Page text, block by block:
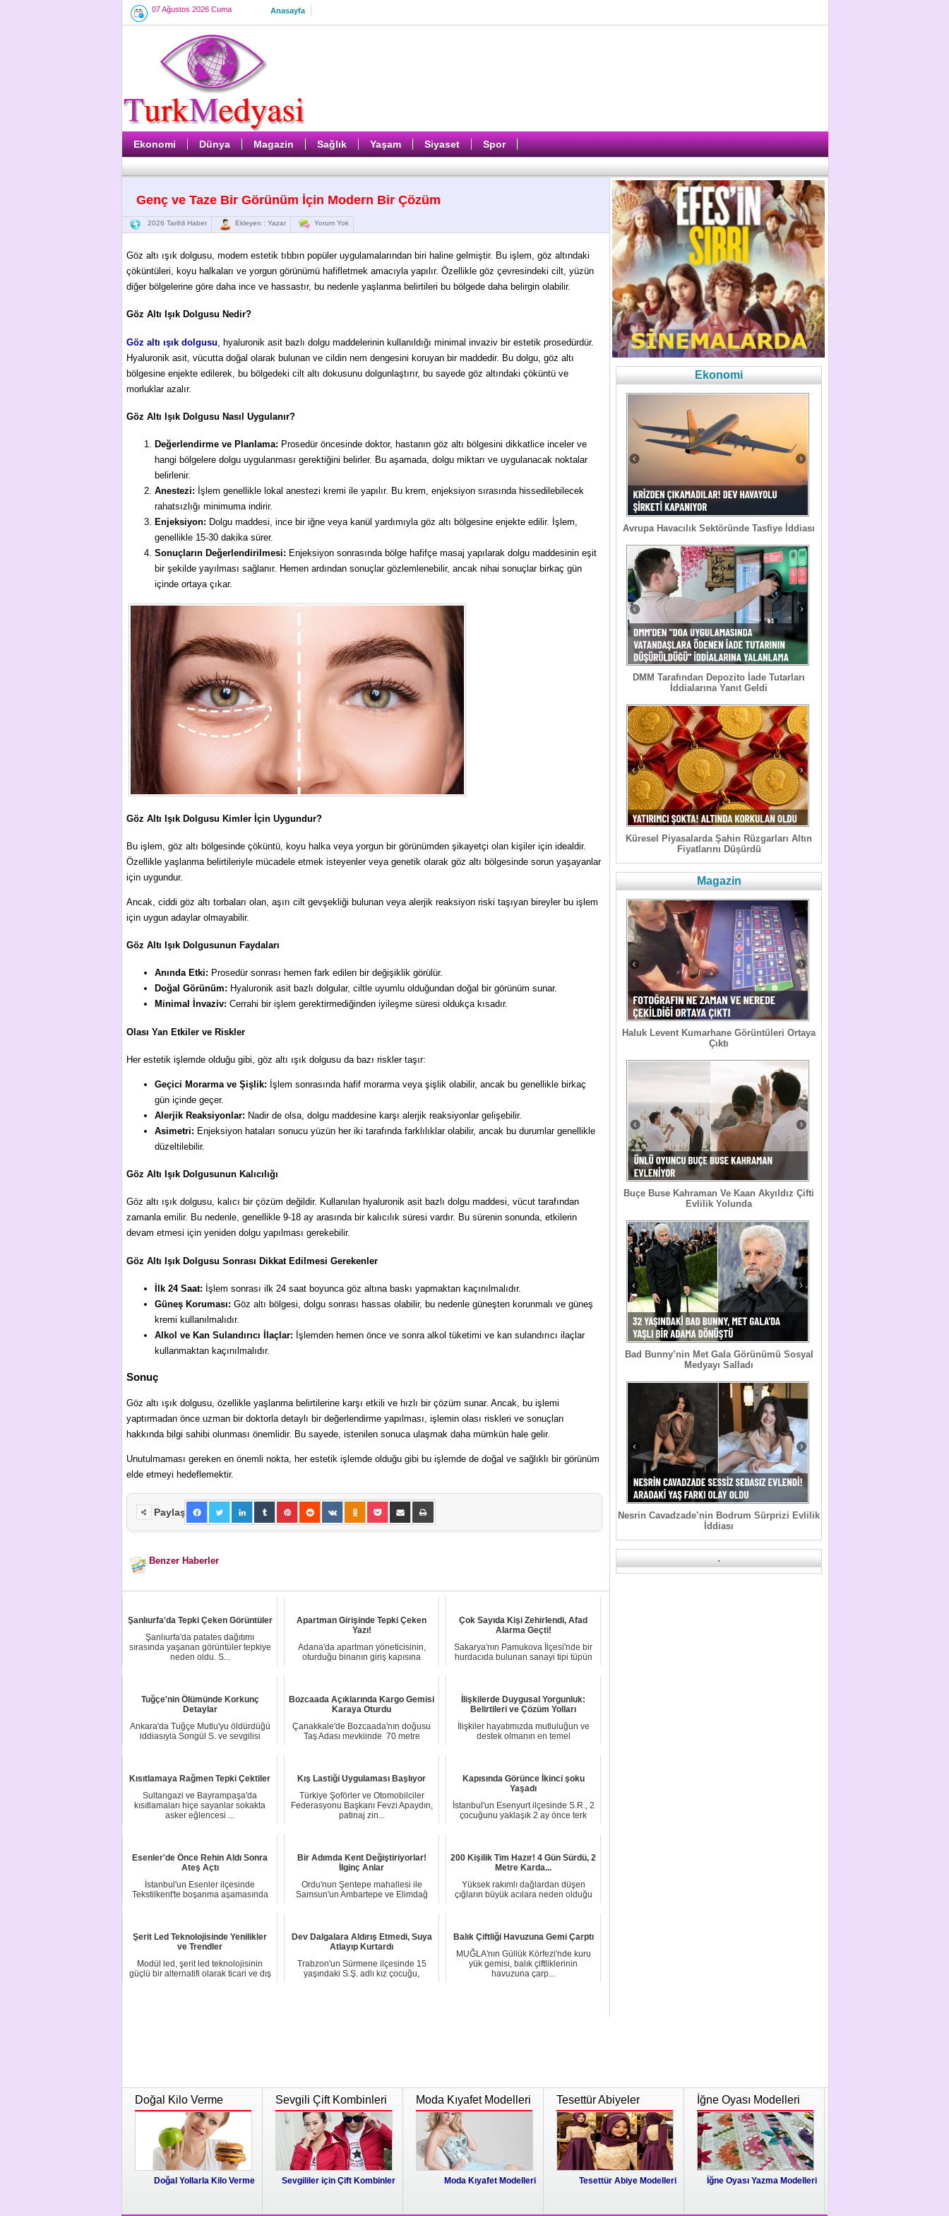
07 Ağustos 2026 Cuma Anasayfa
Ekonomi Dünya Magazin Sağlık Yaşam Siyaset Spor
Genç ve Taze Bir Görünüm İçin Modern Bir Çözüm
2026 Tarihli Haber Ekleyen : Yazar Yorum Yok
Göz altı ışık dolgusu, modern estetik tıbbın popüler uygulamalarından biri haline gelmiştir. Bu işlem, göz altındaki
çöküntüleri, koyu halkaları ve yorgun görünümü hafifletmek amacıyla yapılır. Özellikle göz çevresindeki cilt, yüzün
diğer bölgelerine göre daha ince ve hassastır, bu nedenle yaşlanma belirtileri bu bölgede daha belirgin olabilir.
Göz Altı Işık Dolgusu Nedir?
Göz altı ışık dolgusu , hyaluronik asit bazlı dolgu maddelerinin kullanıldığı minimal invaziv bir estetik prosedürdür.
Hyaluronik asit, vücutta doğal olarak bulunan ve cildin nem dengesini koruyan bir maddedir. Bu dolgu, göz altı
bölgesine enjekte edilerek, bu bölgedeki cilt altı dokusunu dolgunlaştırır, bu sayede göz altındaki çöküntü ve
morluklar azalır.
Göz Altı Işık Dolgusu Nasıl Uygulanır?
Değerlendirme ve Planlama: Prosedür öncesinde doktor, hastanın göz altı bölgesini dikkatlice inceler ve
hangi bölgelere dolgu uygulanması gerektiğini belirler. Bu aşamada, dolgu miktarı ve uygulanacak noktalar
belirlenir.
Anestezi: İşlem genellikle lokal anestezi kremi ile yapılır. Bu krem, enjeksiyon sırasında hissedilebilecek
rahatsızlığı minimuma indirir.
Enjeksiyon: Dolgu maddesi, ince bir iğne veya kanül yardımıyla göz altı bölgesine enjekte edilir. İşlem,
genellikle 15-30 dakika sürer.
Sonuçların Değerlendirilmesi: Enjeksiyon sonrasında bölge hafifçe masaj yapılarak dolgu maddesinin eşit
bir şekilde yayılması sağlanır. Hemen ardından sonuçlar gözlemlenebilir, ancak nihai sonuçlar birkaç gün
içinde ortaya çıkar.
Göz Altı Işık Dolgusu Kimler İçin Uygundur?
Bu işlem, göz altı bölgesinde çöküntü, koyu halka veya yorgun bir görünümden şikayetçi olan kişiler için idealdir.
Özellikle yaşlanma belirtileriyle mücadele etmek isteyenler veya genetik olarak göz altı bölgesinde sorun yaşayanlar
için uygundur.
Ancak, ciddi göz altı torbaları olan, aşırı cilt gevşekliği bulunan veya alerjik reaksiyon riski taşıyan bireyler bu işlem
için uygun adaylar olmayabilir.
Göz Altı Işık Dolgusunun Faydaları
Anında Etki: Prosedür sonrası hemen fark edilen bir değişiklik görülür.
Doğal Görünüm: Hyaluronik asit bazlı dolgular, ciltle uyumlu olduğundan doğal bir görünüm sunar.
Minimal İnvaziv: Cerrahi bir işlem gerektirmediğinden iyileşme süresi oldukça kısadır.
Olası Yan Etkiler ve Riskler
Her estetik işlemde olduğu gibi, göz altı ışık dolgusu da bazı riskler taşır:
Geçici Morarma ve Şişlik: İşlem sonrasında hafif morarma veya şişlik olabilir, ancak bu genellikle birkaç
gün içinde geçer.
Alerjik Reaksiyonlar: Nadir de olsa, dolgu maddesine karşı alerjik reaksiyonlar gelişebilir.
Asimetri: Enjeksiyon hataları sonucu yüzün her iki tarafında farklılıklar olabilir, ancak bu durumlar genellikle
düzeltilebilir.
Göz Altı Işık Dolgusunun Kalıcılığı
Göz altı ışık dolgusu, kalıcı bir çözüm değildir. Kullanılan hyaluronik asit bazlı dolgu maddesi, vücut tarafından
zamanla emilir. Bu nedenle, genellikle 9-18 ay arasında bir kalıcılık süresi vardır. Bu sürenin sonunda, etkilerin
devam etmesi için yeniden dolgu yapılması gerekebilir.
Göz Altı Işık Dolgusu Sonrası Dikkat Edilmesi Gerekenler
İlk 24 Saat: İşlem sonrası ilk 24 saat boyunca göz altına baskı yapmaktan kaçınılmalıdır.
Güneş Koruması: Göz altı bölgesi, dolgu sonrası hassas olabilir, bu nedenle güneşten korunmalı ve güneş
kremi kullanılmalıdır.
Alkol ve Kan Sulandırıcı İlaçlar: İşlemden hemen önce ve sonra alkol tüketimi ve kan sulandırıcı ilaçlar
kullanmaktan kaçınılmalıdır.
Sonuç
Göz altı ışık dolgusu, özellikle yaşlanma belirtilerine karşı etkili ve hızlı bir çözüm sunar. Ancak, bu işlemi
yaptırmadan önce uzman bir doktorla detaylı bir değerlendirme yapılması, işlemin olası riskleri ve sonuçları
hakkında bilgi sahibi olunması önemlidir. Bu sayede, istenilen sonuca ulaşmak daha mümkün hale gelir.
Unutulmaması gereken en önemli nokta, her estetik işlemde olduğu gibi bu işlemde de doğal ve sağlıklı bir görünüm
elde etmeyi hedeflemektir.
Paylaş
Benzer Haberler
Şanlıurfa'da Tepki Çeken Görüntüler
Şanlıurfa'da patates dağıtımı
sırasında yaşanan görüntüler tepkiye
neden oldu. S...
Apartman Girişinde Tepki Çeken
Yazı!
Adana'da apartman yöneticisinin,
oturduğu binanın giriş kapısına
Çok Sayıda Kişi Zehirlendi, Afad
Alarma Geçti!
Sakarya'nın Pamukova İlçesi'nde bir
hurdacıda bulunan sanayi tipi tüpün
Tuğçe'nin Ölümünde Korkunç
Detaylar
Ankara'da Tuğçe Mutlu'yu öldürdüğü
iddiasıyla Songül S. ve sevgilisi
Bozcaada Açıklarında Kargo Gemisi
Karaya Oturdu
Çanakkale'de Bozcaada'nın doğusu
Taş Adası mevkiinde 70 metre
İlişkilerde Duygusal Yorgunluk:
Belirtileri ve Çözüm Yolları
İlişkiler hayatımızda mutluluğun ve
destek olmanın en temel
Kısıtlamaya Rağmen Tepki Çektiler
Sultangazi ve Bayrampaşa'da
kısıtlamaları hiçe sayanlar sokakta
asker eğlencesi ...
Kış Lastiği Uygulaması Başlıyor
Türkiye Şoförler ve Otomobilciler
Federasyonu Başkanı Fevzi Apaydın,
patinaj zin...
Kapısında Görünce İkinci şoku
Yaşadı
İstanbul'un Esenyurt ilçesinde S.R., 2
çocuğunu yaklaşık 2 ay önce terk
Esenler'de Önce Rehin Aldı Sonra
Ateş Açtı
İstanbul'un Esenler ilçesinde
Tekstilkent'te boşanma aşamasında
Bir Adımda Kent Değiştiriyorlar!
İlginç Anlar
Ordu'nun Şentepe mahallesi ile
Samsun'un Ambartepe ve Elimdağ
200 Kişilik Tim Hazır! 4 Gün Sürdü, 2
Metre Karda...
Yüksek rakımlı dağlardan düşen
çığların büyük acılara neden olduğu
Şerit Led Teknolojisinde Yenilikler
ve Trendler
Modül led, şerit led teknolojisinin
güçlü bir alternatifi olarak ticari ve dış
Dev Dalgalara Aldırış Etmedi, Suya
Atlayıp Kurtardı
Trabzon'un Sürmene ilçesinde 15
yaşındaki S.Ş. adlı kız çocuğu,
Balık Çiftliği Havuzuna Gemi Çarptı
MUĞLA'nın Güllük Körfezi'nde kuru
yük gemisi, balık çiftliklerinin
havuzuna çarp...
Ekonomi
Avrupa Havacılık Sektöründe Tasfiye İddiası
DMM Tarafından Depozito İade Tutarları
İddialarına Yanıt Geldi
Küresel Piyasalarda Şahin Rüzgarları Altın
Fiyatlarını Düşürdü
Magazin
Haluk Levent Kumarhane Görüntüleri Ortaya
Çıktı
Buçe Buse Kahraman Ve Kaan Akyıldız Çifti
Evlilik Yolunda
Bad Bunny’nin Met Gala Görünümü Sosyal
Medyayı Salladı
Nesrin Cavadzade’nin Bodrum Sürprizi Evlilik
İddiası
.
Doğal Kilo Verme
Doğal Yollarla Kilo Verme
Sevgili Çift Kombinleri
Sevgililer için Çift Kombinler
Moda Kıyafet Modelleri
Moda Kıyafet Modelleri
Tesettür Abiyeler
Tesettür Abiye Modelleri
İğne Oyası Modelleri
İğne Oyası Yazma Modelleri